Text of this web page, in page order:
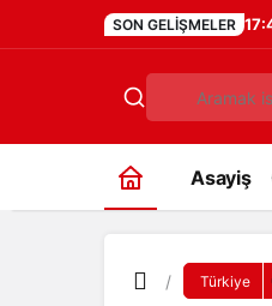
SON GELIŞMELER
Asayiş
Türkiye